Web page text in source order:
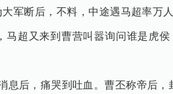
军断后，不料，中途遇马超率万
超又来到曹营叫嚣询问谁是虎
息后，痛哭到吐血。曹丕称帝后